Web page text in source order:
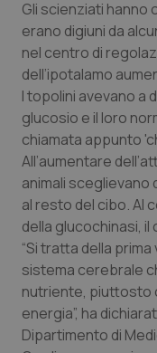
Sardegna
Sicilia
Toscana
Umbria
Valle D’Aosta
Veneto
Malattia di
Obesità
Oftalmologia
Oncologia &
Gli scienziati hanno
erano digiuni da
nel centro di
dell’ipotalamo
I topolini avevano a
glucosio e il loro
chiamata appunto
All’aumentare
animali
al resto del cibo. Al
della glucochinasi, il
“Si tratta della
sistema cerebrale
nutriente, piuttosto
energia”, ha
Dipartimento di